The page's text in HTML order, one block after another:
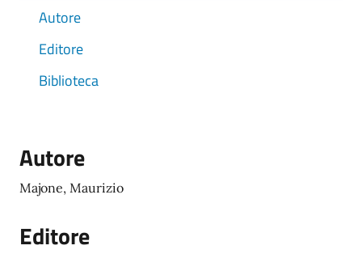
Autore
Editore
Biblioteca
Autore
Majone, Maurizio
Editore